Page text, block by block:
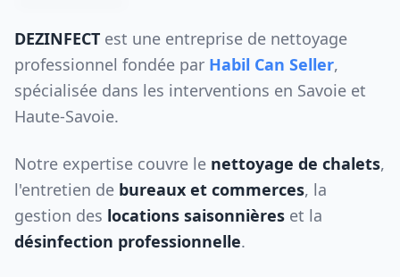
DEZINFECT est une entreprise de nettoyage
professionnel fondée par Habil Can Seller,
spécialisée dans les interventions en Savoie et
Haute-Savoie.
Notre expertise couvre le nettoyage de chalets,
l'entretien de bureaux et commerces, la
gestion des locations saisonnières et la
désinfection professionnelle.